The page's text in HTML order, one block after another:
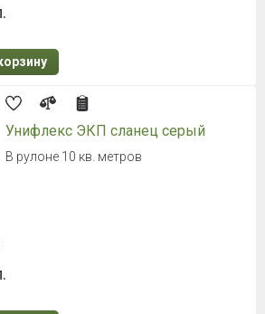
Унифлекс ЭКП сланец серый
В рулоне 10 кв. метров